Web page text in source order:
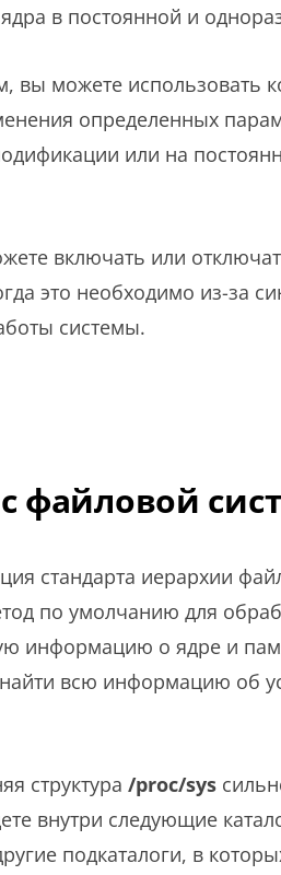
в постоянной и
вы можете использовать
определенных
или на
включать или
это необходимо из-за
системы.
файловой
стандарта иерархии
по умолчанию для
информацию о ядре и
всю информацию об
структура /proc/sys
внутри следующие
подкаталоги, в